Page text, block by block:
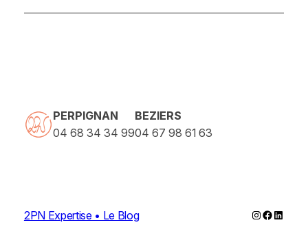
PERPIGNAN
04 68 34 34 99
BEZIERS
04 67 98 61 63
2PN Expertise • Le Blog Instagram